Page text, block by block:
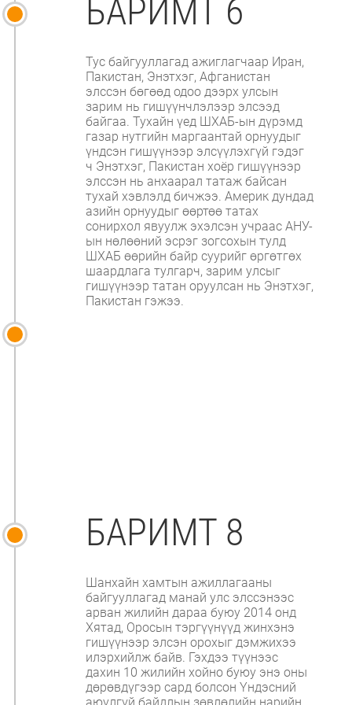
БАРИМТ 6
Тус байгууллагад ажиглагчаар Иран,
Пакистан, Энэтхэг, Афганистан
элссэн бөгөөд одоо дээрх улсын
зарим нь гишүүнчлэлээр элсээд
байгаа. Тухайн үед ШХАБ-ын дүрэмд
газар нутгийн маргаантай орнуудыг
үндсэн гишүүнээр элсүүлэхгүй гэдэг
ч Энэтхэг, Пакистан хоёр гишүүнээр
элссэн нь анхаарал татаж байсан
тухай хэвлэлд бичжээ. Америк дундад
азийн орнуудыг өөртөө татах
сонирхол явуулж эхэлсэн учраас АНУ-
ын нөлөөний эсрэг зогсохын тулд
ШХАБ өөрийн байр суурийг өргөтгөх
шаардлага тулгарч, зарим улсыг
гишүүнээр татан оруулсан нь Энэтхэг,
Пакистан гэжээ.
БАРИМТ 8
Шанхайн хамтын ажиллагааны
байгууллагад манай улс элссэнээс
арван жилийн дараа буюу 2014 онд
Хятад, Оросын тэргүүнүүд жинхэнэ
гишүүнээр элсэн орохыг дэмжихээ
илэрхийлж байв. Гэхдээ түүнээс
дахин 10 жилийн хойно буюу энэ оны
дөрөвдүгээр сард болсон Үндэсний